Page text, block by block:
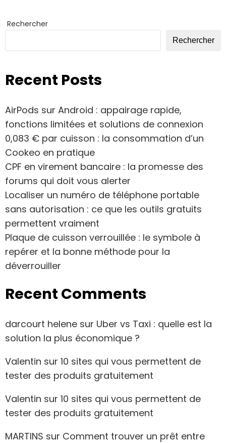
Rechercher
Rechercher
Recent Posts
AirPods sur Android : appairage rapide,
fonctions limitées et solutions de connexion
0,083 € par cuisson : la consommation d’un
Cookeo en pratique
CPF en virement bancaire : la promesse des
forums qui doit vous alerter
Localiser un numéro de téléphone portable
sans autorisation : ce que les outils gratuits
permettent vraiment
Plaque de cuisson verrouillée : le symbole à
repérer et la bonne méthode pour la
déverrouiller
Recent Comments
darcourt helene sur Uber vs Taxi : quelle est la
solution la plus économique ?
Valentin sur 10 sites qui vous permettent de
tester des produits gratuitement
Valentin sur 10 sites qui vous permettent de
tester des produits gratuitement
MARTINS sur Comment trouver un prêt entre